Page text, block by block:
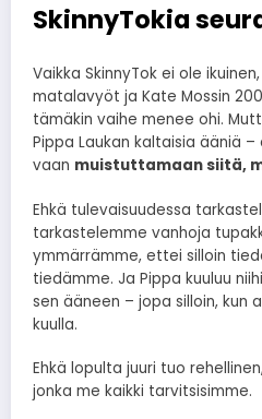
SkinnyTokia
Vaikka SkinnyTok ei ole
matalavyöt ja Kate Mossin
tämäkin vaihe menee ohi.
Pippa Laukan kaltaisia ääniä
vaan muistuttamaan siitä,
Ehkä tulevaisuudessa
tarkastelemme vanhoja
ymmärrämme, ettei silloin
tiedämme. Ja Pippa kuuluu
sen ääneen – jopa silloin, kun
kuulla.
Ehkä lopulta juuri tuo
jonka me kaikki tarvitsisimme.